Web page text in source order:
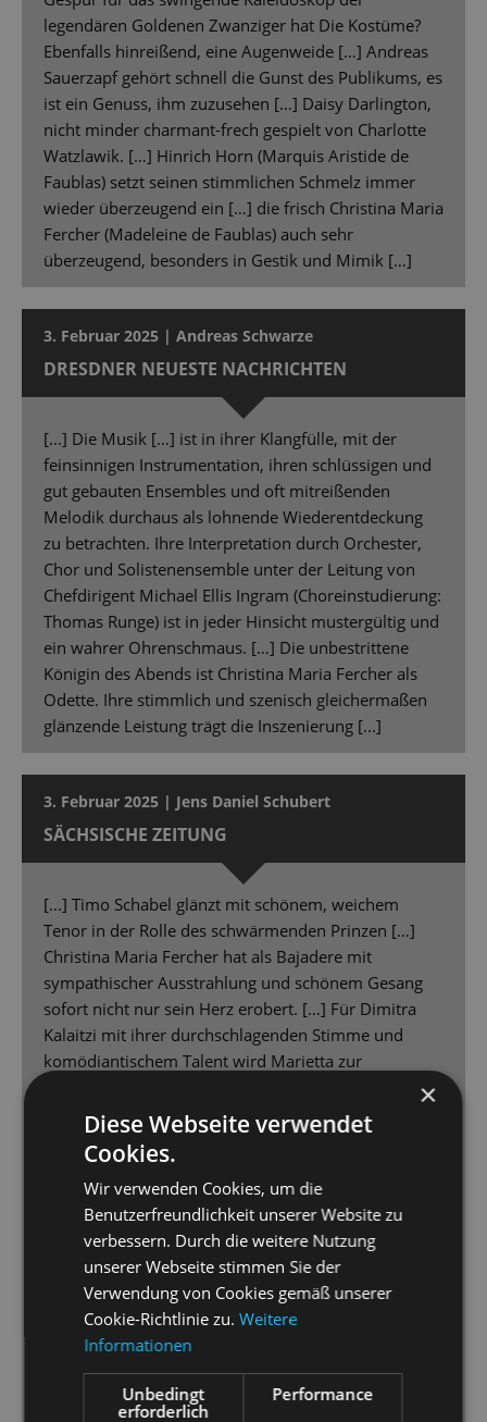
legendären Goldenen Zwanziger hat Die Kostüme?
Ebenfalls hinreißend, eine Augenweide […] Andreas
Sauerzapf gehört schnell die Gunst des Publikums, es
ist ein Genuss, ihm zuzusehen […] Daisy Darlington,
nicht minder charmant-frech gespielt von Charlotte
Watzlawik. […] Hinrich Horn (Marquis Aristide de
Faublas) setzt seinen stimmlichen Schmelz immer
wieder überzeugend ein […] die frisch Christina Maria
Fercher (Madeleine de Faublas) auch sehr
überzeugend, besonders in Gestik und Mimik […]
3. Februar 2025 | Andreas Schwarze
DRESDNER NEUESTE NACHRICHTEN
[...] Die Musik […] ist in ihrer Klangfülle, mit der
feinsinnigen Instrumentation, ihren schlüssigen und
gut gebauten Ensembles und oft mitreißenden
Melodik durchaus als lohnende Wiederentdeckung
zu betrachten. Ihre Interpretation durch Orchester,
Chor und Solistenensemble unter der Leitung von
Chefdirigent Michael Ellis Ingram (Choreinstudierung:
Thomas Runge) ist in jeder Hinsicht mustergültig und
ein wahrer Ohrenschmaus. […] Die unbestrittene
Königin des Abends ist Christina Maria Fercher als
Odette. Ihre stimmlich und szenisch gleichermaßen
glänzende Leistung trägt die Inszenierung [...]
3. Februar 2025 | Jens Daniel Schubert
SÄCHSISCHE ZEITUNG
[...] Timo Schabel glänzt mit schönem, weichem
Tenor in der Rolle des schwärmenden Prinzen […]
Christina Maria Fercher hat als Bajadere mit
sympathischer Ausstrahlung und schönem Gesang
sofort nicht nur sein Herz erobert. […] Für Dimitra
Kalaitzi mit ihrer durchschlagenden Stimme und
komödiantischem Talent wird Marietta zur
Tobias Zepernick zwei großartige Partner hat, die mit
Verve und Wandlungsfähigkeit ihre Rollen gestalten
[…] Regisseurin Cano Restrepo führt die Figuren
genau, hat Gespür für Witz und Situationskomik und
lässt sich von der Musik leiten. […] Chefdirigent
Michael Ellis Ingram lässt Orchester und Ensemble
viel Entfaltungsraum, gibt dem Wiener Schmäh die
erforderliche Pariser Note, lässt das Temperament
und den Rhythmus der ZwanzigerJahre aufklingen
[…] Das Publikum war von der optisch opulenten,
musikalisch bewegenden, spielerisch gelungenen
und sehr überzeugend gesungenen Premiere
×
Diese Webseite verwendet
Cookies.
Wir verwenden Cookies, um die
Benutzerfreundlichkeit unserer Website zu
verbessern. Durch die weitere Nutzung
unserer Webseite stimmen Sie der
Verwendung von Cookies gemäß unserer
Cookie-Richtlinie zu.Weitere
Informationen
Unbedingt
erforderlich
Performance